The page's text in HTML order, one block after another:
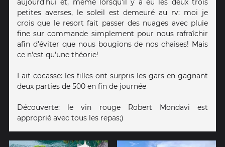
aujourd'hui et, même lorsqu'il y a eu les deux trois
petites averses, le soleil est demeuré au rv: moi je
crois que le resort fait passer des nuages avec pluie
fine sur commande simplement pour nous rafraîchir
afin d'éviter que nous bougions de nos chaises! Mais
ce n'est qu'une théorie!
Fait cocasse: les filles ont surpris les gars en gagnant
deux parties de 500 en fin de journée
Découverte: le vin rouge Robert Mondavi est
approprié avec tous les repas;)